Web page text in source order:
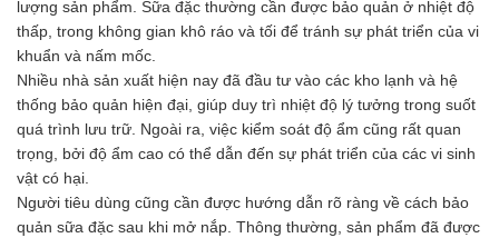
lượng sản phẩm. Sữa đặc thường cần được bảo quản ở nhiệt độ
thấp, trong không gian khô ráo và tối để tránh sự phát triển của vi
khuẩn và nấm mốc.
Nhiều nhà sản xuất hiện nay đã đầu tư vào các kho lạnh và hệ
thống bảo quản hiện đại, giúp duy trì nhiệt độ lý tưởng trong suốt
quá trình lưu trữ. Ngoài ra, việc kiểm soát độ ẩm cũng rất quan
trọng, bởi độ ẩm cao có thể dẫn đến sự phát triển của các vi sinh
vật có hại.
Người tiêu dùng cũng cần được hướng dẫn rõ ràng về cách bảo
quản sữa đặc sau khi mở nắp. Thông thường, sản phẩm đã được